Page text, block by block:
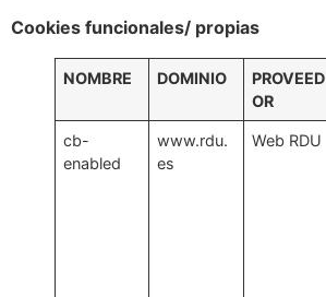
Cookies funcionales/ propias
NOMBRE DOMINIO
PROVEED
OR
cb-
enabled
www.rdu.
es
Web RDU